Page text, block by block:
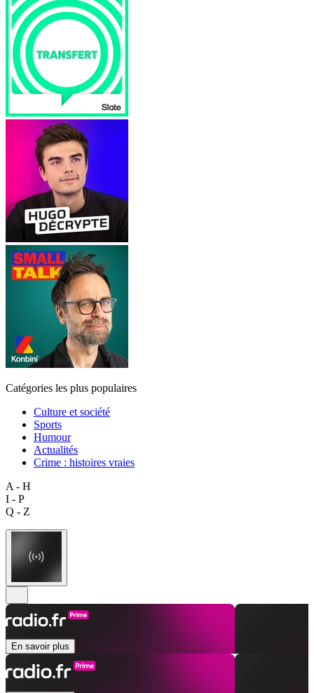
Catégories les plus populaires
Culture et société
Sports
Humour
Actualités
Crime : histoires vraies
A - H
I - P
Q - Z
En savoir plus